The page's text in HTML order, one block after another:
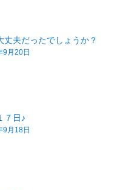
丈夫だったでしょうか？
9月20日
７日♪
9月18日